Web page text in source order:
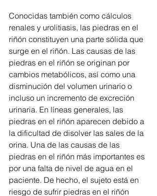
Conocidas también como cálculos
renales y urolitiasis, las piedras en el
riñón constituyen una parte sólida que
surge en el riñón. Las causas de las
piedras en el riñón se originan por
cambios metabólicos, así como una
disminución del volumen urinario o
incluso un incremento de excreción
urinaria. En líneas generales, las
piedras en el riñón aparecen debido a
la dificultad de disolver las sales de la
orina. Una de las causas de las
piedras en el riñón más importantes es
por una falta de nivel de agua en el
paciente. De hecho, el sujeto está en
riesgo de sufrir piedras en el riñón